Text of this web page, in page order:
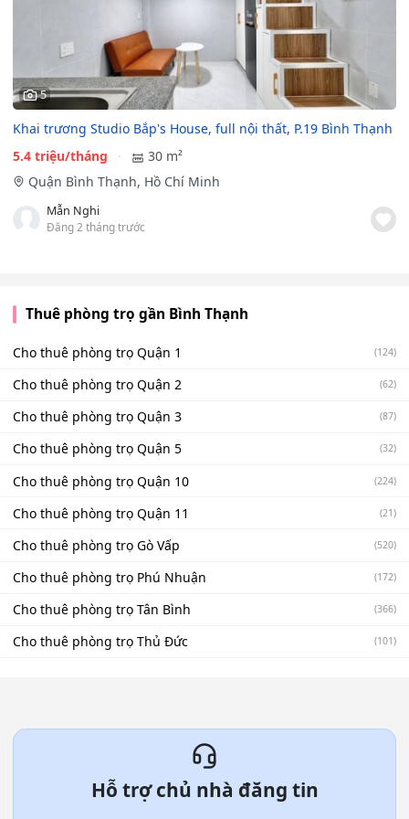
5
Khai trương Studio Bắp's House, full nội thất, P.19 Bình Thạnh
5.4 triệu/tháng
30 m²
Quận Bình Thạnh, Hồ Chí Minh
Mẫn Nghi
Đăng 2 tháng trước
Thuê phòng trọ gần Bình Thạnh
Cho thuê phòng trọ Quận 1 (124)
Cho thuê phòng trọ Quận 2 (62)
Cho thuê phòng trọ Quận 3 (87)
Cho thuê phòng trọ Quận 5 (32)
Cho thuê phòng trọ Quận 10 (224)
Cho thuê phòng trọ Quận 11 (21)
Cho thuê phòng trọ Gò Vấp (520)
Cho thuê phòng trọ Phú Nhuận (172)
Cho thuê phòng trọ Tân Bình (366)
Cho thuê phòng trọ Thủ Đức (101)
Hỗ trợ chủ nhà đăng tin